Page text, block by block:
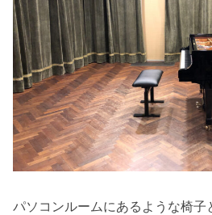
パソコンルームにあるような椅子